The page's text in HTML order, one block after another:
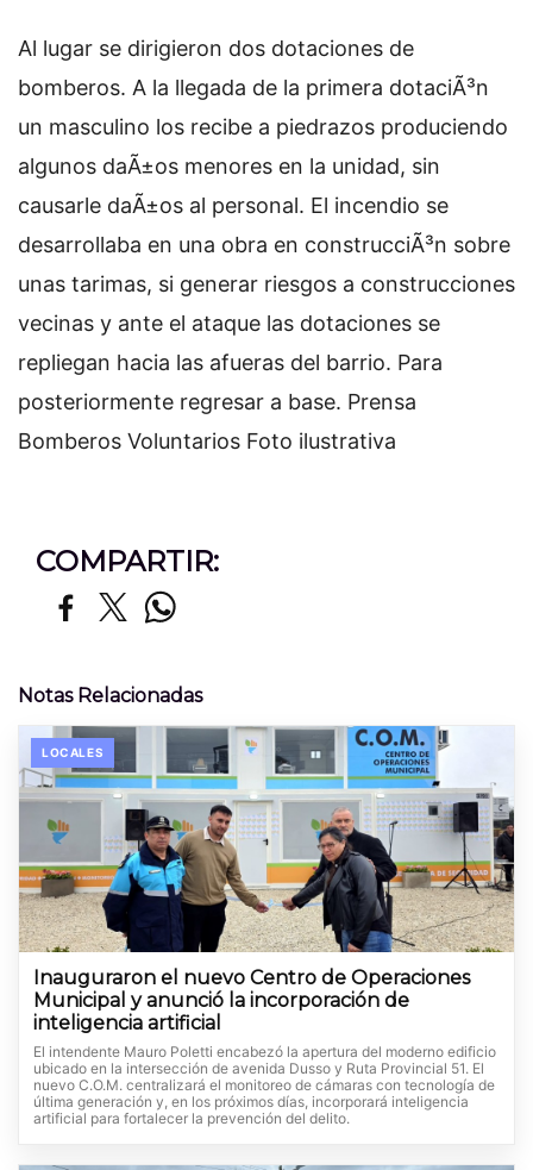
Al lugar se dirigieron dos dotaciones de
bomberos. A la llegada de la primera dotaciÃ³n
un masculino los recibe a piedrazos produciendo
algunos daÃ±os menores en la unidad, sin
causarle daÃ±os al personal. El incendio se
desarrollaba en una obra en construcciÃ³n sobre
unas tarimas, si generar riesgos a construcciones
vecinas y ante el ataque las dotaciones se
repliegan hacia las afueras del barrio. Para
posteriormente regresar a base. Prensa
Bomberos Voluntarios Foto ilustrativa
COMPARTIR:
Notas Relacionadas
LOCALES
Inauguraron el nuevo Centro de Operaciones
Municipal y anunció la incorporación de
inteligencia artificial
El intendente Mauro Poletti encabezó la apertura del moderno edificio
ubicado en la intersección de avenida Dusso y Ruta Provincial 51. El
nuevo C.O.M. centralizará el monitoreo de cámaras con tecnología de
última generación y, en los próximos días, incorporará inteligencia
artificial para fortalecer la prevención del delito.